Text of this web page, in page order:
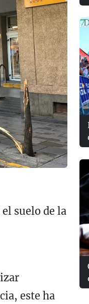
suelo de la
este ha